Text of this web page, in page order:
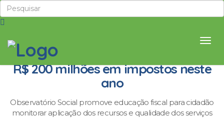
Iguaçuenses já pagaram mais de
R$ 200 milhões em impostos neste
ano
Observatório Social promove educação fiscal para cidadão
monitorar aplicação dos recursos e qualidade dos serviços